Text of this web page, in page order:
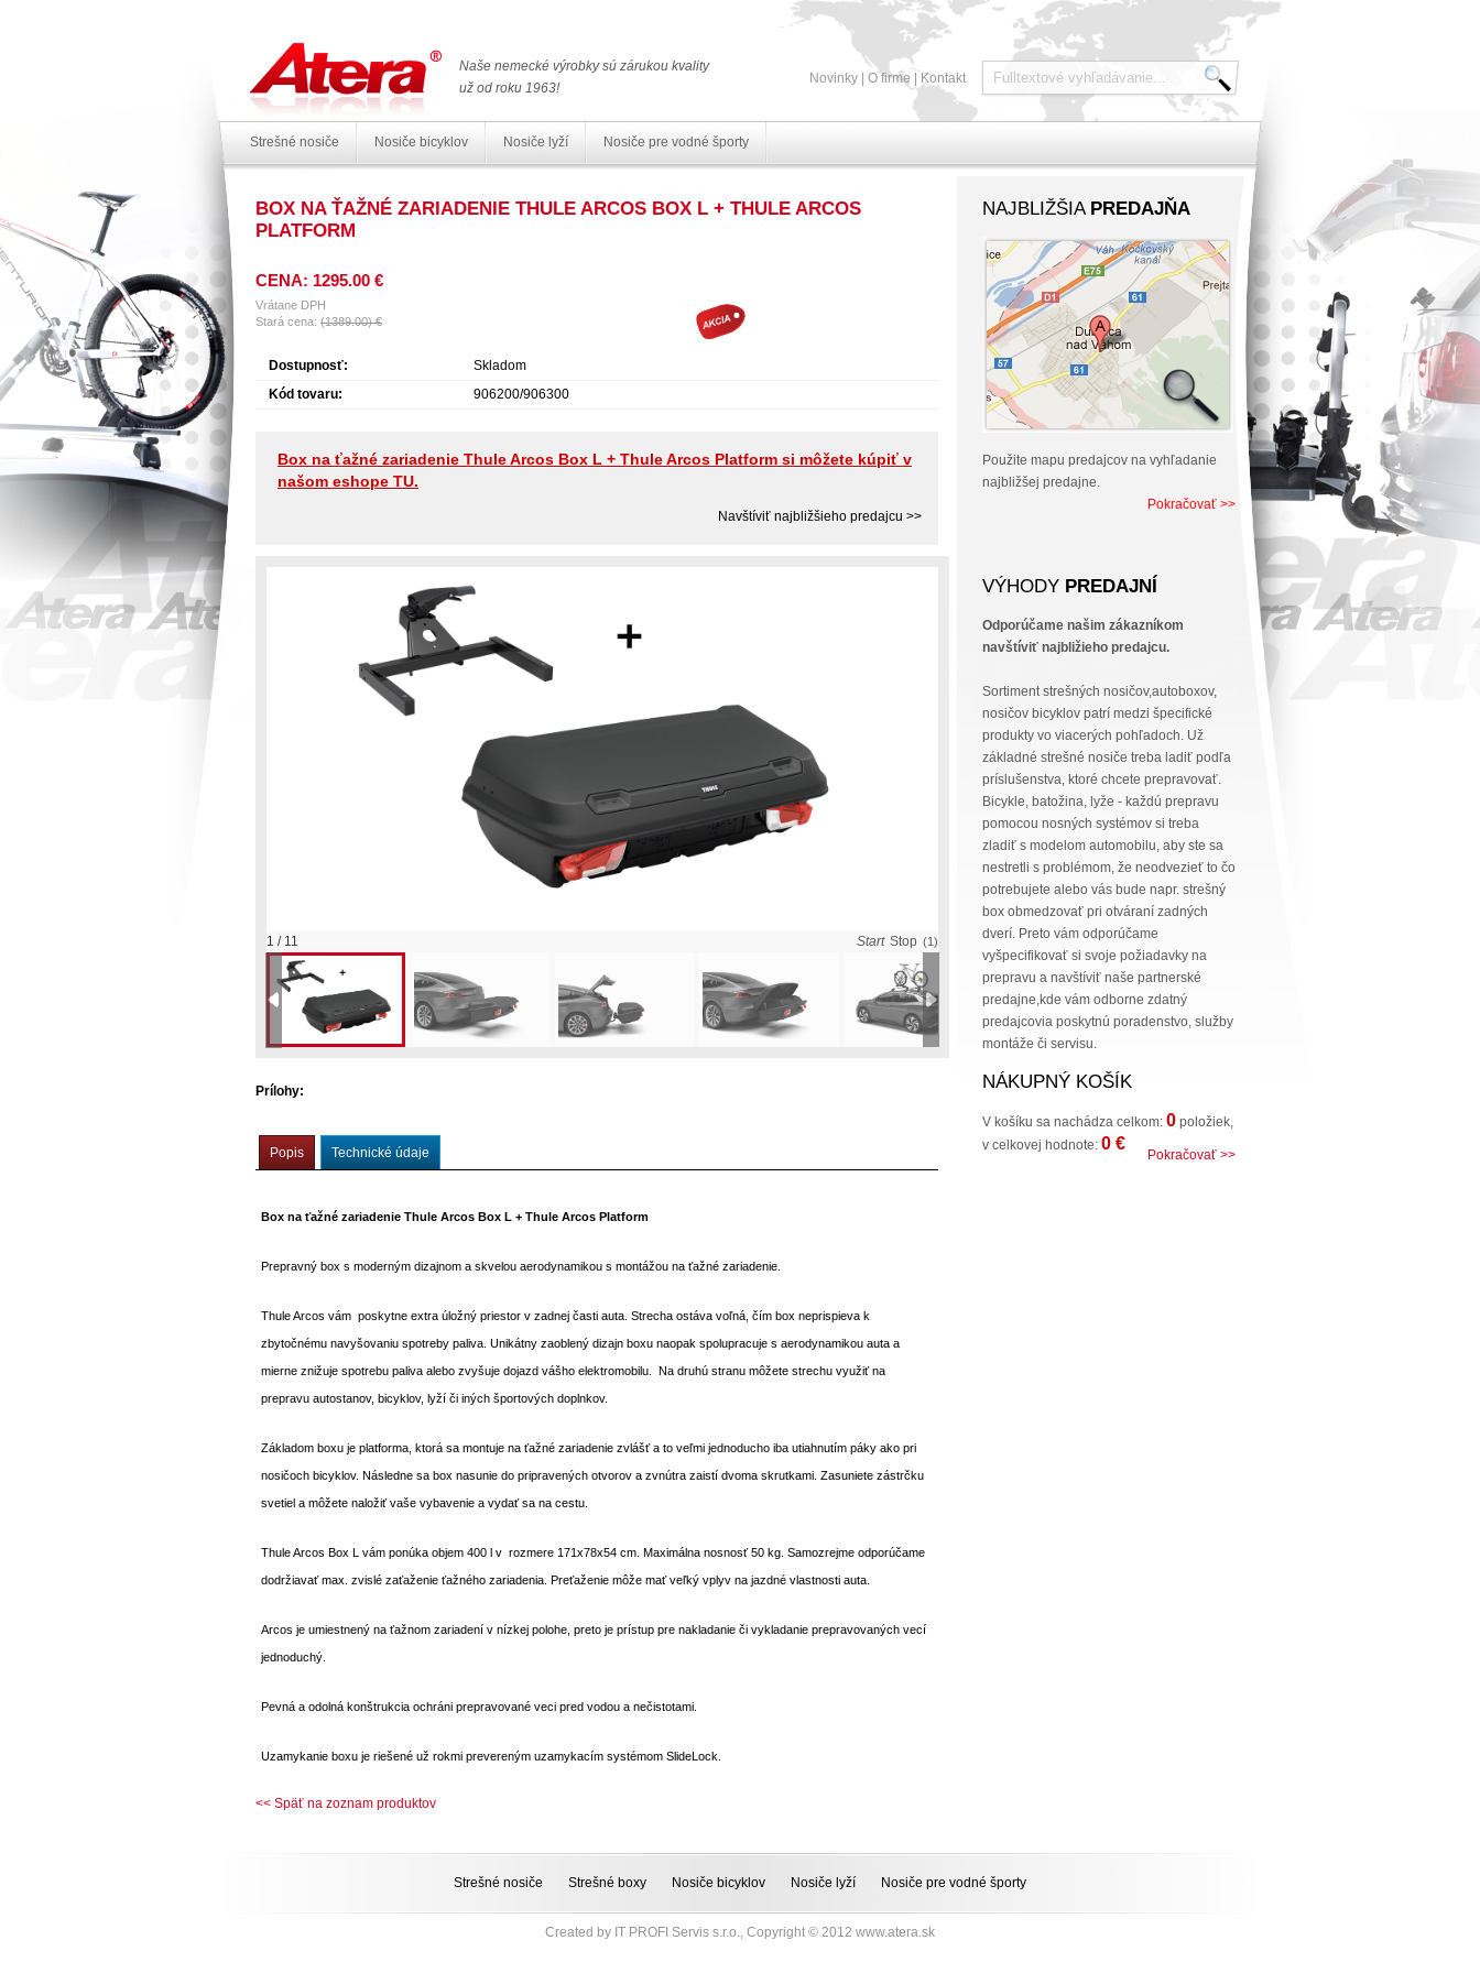
Naše nemecké výrobky sú zárukou kvality
už od roku 1963!
Novinky O firme Kontakt
Strešné nosiče Nosiče bicyklov Nosiče lyží Nosiče pre vodné športy
BOX NA ŤAŽNÉ ZARIADENIE THULE ARCOS BOX L + THULE ARCOS
PLATFORM
CENA: 1295.00 €
Vrátane DPH
Stará cena: (1389.00) €
Dostupnosť:
Skladom
Kód tovaru:
906200/906300
Box na ťažné zariadenie Thule Arcos Box L + Thule Arcos Platform si môžete kúpiť v
našom eshope TU.
Navštíviť najbližšieho predajcu >>
Box na ťažné zariadenie Thule Arcos Box L + Thule Arcos Platform
Box na ťažné zariadenie Thule Arcos Box L + Thule Arcos Platform
1 / 11 Start Stop (1)
Prílohy:
Popis Technické údaje
Box na ťažné zariadenie Thule Arcos Box L + Thule Arcos Platform
Prepravný box s moderným dizajnom a skvelou aerodynamikou s montážou na ťažné zariadenie.
Thule Arcos vám poskytne extra úložný priestor v zadnej časti auta. Strecha ostáva voľná, čím box neprispieva k
zbytočnému navyšovaniu spotreby paliva. Unikátny zaoblený dizajn boxu naopak spolupracuje s aerodynamikou auta a
mierne znižuje spotrebu paliva alebo zvyšuje dojazd vášho elektromobilu. Na druhú stranu môžete strechu využiť na
prepravu autostanov, bicyklov, lyží či iných športových doplnkov.
Základom boxu je platforma, ktorá sa montuje na ťažné zariadenie zvlášť a to veľmi jednoducho iba utiahnutím páky ako pri
nosičoch bicyklov. Následne sa box nasunie do pripravených otvorov a zvnútra zaistí dvoma skrutkami. Zasuniete zástrčku
svetiel a môžete naložiť vaše vybavenie a vydať sa na cestu.
Thule Arcos Box L vám ponúka objem 400 l v rozmere 171x78x54 cm. Maximálna nosnosť 50 kg. Samozrejme odporúčame
dodržiavať max. zvislé zaťaženie ťažného zariadenia. Preťaženie môže mať veľký vplyv na jazdné vlastnosti auta.
Arcos je umiestnený na ťažnom zariadení v nízkej polohe, preto je prístup pre nakladanie či vykladanie prepravovaných vecí
jednoduchý.
Pevná a odolná konštrukcia ochráni prepravované veci pred vodou a nečistotami.
Uzamykanie boxu je riešené už rokmi prevereným uzamykacím systémom SlideLock.
<< Späť na zoznam produktov
NAJBLIŽŠIA PREDAJŇA
Použite mapu predajcov na vyhľadanie
najbližšej predajne.
Pokračovať >>
VÝHODY PREDAJNÍ
Odporúčame našim zákazníkom
navštíviť najbližieho predajcu.
Sortiment strešných nosičov,autoboxov,
nosičov bicyklov patrí medzi špecifické
produkty vo viacerých pohľadoch. Už
základné strešné nosiče treba ladiť podľa
príslušenstva, ktoré chcete prepravovať.
Bicykle, batožina, lyže - každú prepravu
pomocou nosných systémov si treba
zladiť s modelom automobilu, aby ste sa
nestretli s problémom, že neodvezieť to čo
potrebujete alebo vás bude napr. strešný
box obmedzovať pri otváraní zadných
dverí. Preto vám odporúčame
vyšpecifikovať si svoje požiadavky na
prepravu a navštíviť naše partnerské
predajne,kde vám odborne zdatný
predajcovia poskytnú poradenstvo, služby
montáže či servisu.
NÁKUPNÝ KOŠÍK
V košíku sa nachádza celkom: 0 položiek,
v celkovej hodnote: 0 €
Pokračovať >>
Strešné nosiče Strešné boxy Nosiče bicyklov Nosiče lyží Nosiče pre vodné športy
Created by IT PROFI Servis s.r.o., Copyright © 2012 www.atera.sk